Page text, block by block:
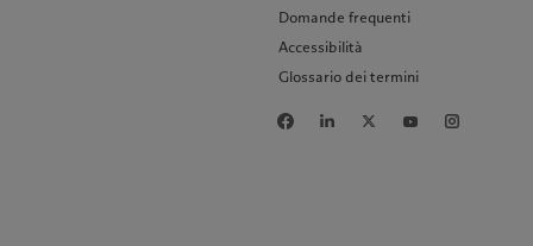
Domande frequenti
Accessibilità
Glossario dei termini